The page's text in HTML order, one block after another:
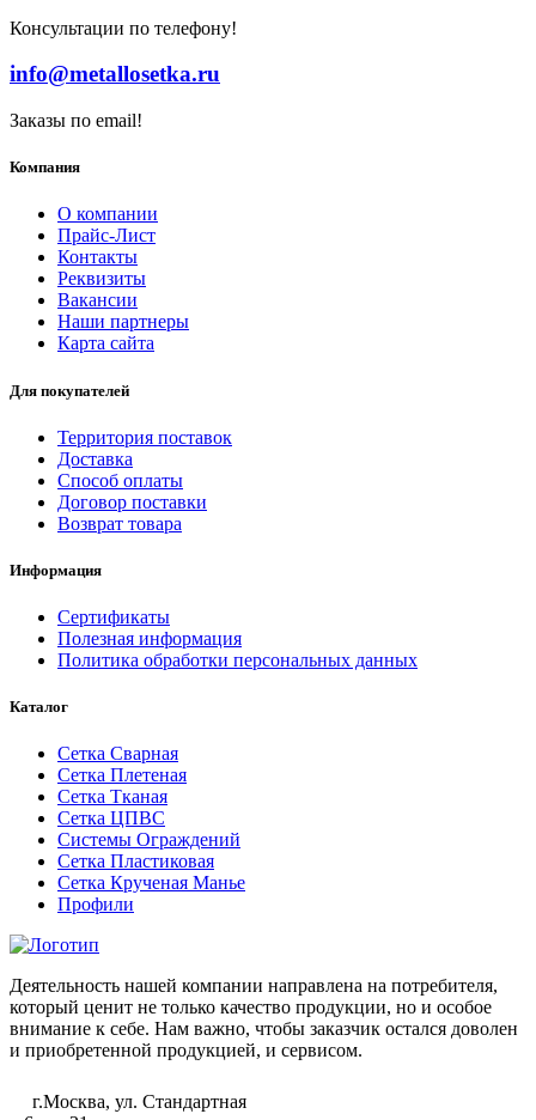
Консультации по телефону!
info@metallosetka.ru
Заказы по email!
Компания
О компании
Прайс-Лист
Контакты
Реквизиты
Вакансии
Наши партнеры
Карта сайта
Для покупателей
Территория поставок
Доставка
Способ оплаты
Договор поставки
Возврат товара
Информация
Сертификаты
Полезная информация
Политика обработки персональных данных
Каталог
Сетка Сварная
Сетка Плетеная
Сетка Тканая
Сетка ЦПВС
Системы Ограждений
Сетка Пластиковая
Сетка Крученая Манье
Профили
Деятельность нашей компании направлена на потребителя,
который ценит не только качество продукции, но и особое
внимание к себе. Нам важно, чтобы заказчик остался доволен
и приобретенной продукцией, и сервисом.
г.Москва, ул. Стандартная